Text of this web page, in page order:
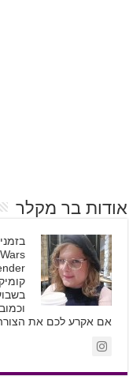
אודות בר מקלר
אם אקרע לכם את